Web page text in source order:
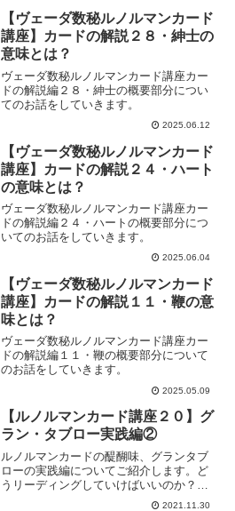
【ヴェーダ数秘ルノルマンカード
講座】カードの解説２８・紳士の
意味とは？
ヴェーダ数秘ルノルマンカード講座カー
ドの解説編２８・紳士の概要部分につい
てのお話をしていきます。
2025.06.12
【ヴェーダ数秘ルノルマンカード
講座】カードの解説２４・ハート
の意味とは？
ヴェーダ数秘ルノルマンカード講座カー
ドの解説編２４・ハートの概要部分につ
いてのお話をしていきます。
2025.06.04
【ヴェーダ数秘ルノルマンカード
講座】カードの解説１１・鞭の意
味とは？
ヴェーダ数秘ルノルマンカード講座カー
ドの解説編１１・鞭の概要部分について
のお話をしていきます。
2025.05.09
【ルノルマンカード講座２０】グ
ラン・タブロー実践編②
ルノルマンカードの醍醐味、グランタブ
ローの実践編についてご紹介します。ど
うリーディングしていけばいいのか？の
2021.11.30